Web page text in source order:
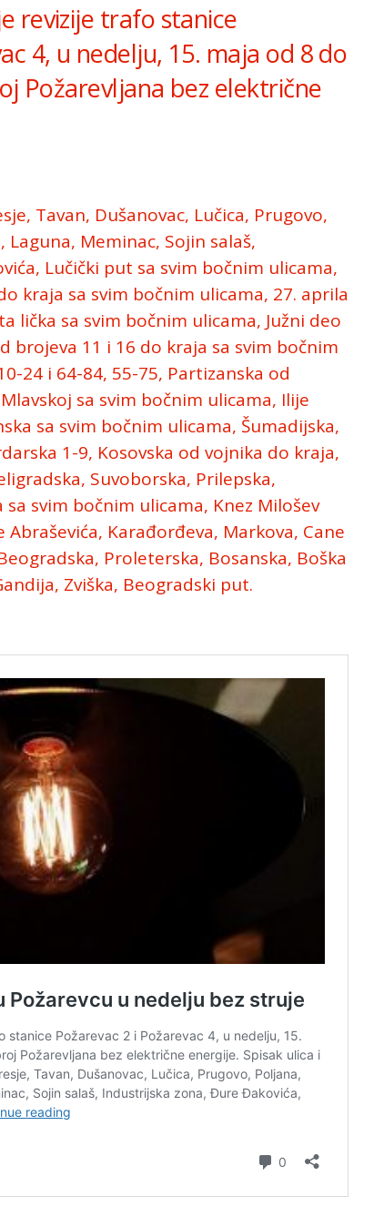
revizije trafo stanice
4, u nedelju, 15. maja od 8 do
Požarevljana bez električne
Tavan, Dušanovac, Lučica, Prugovo,
Laguna, Meminac, Sojin salaš,
Lučički put sa svim bočnim ulicama,
kraja sa svim bočnim ulicama, 27. aprila
lička sa svim bočnim ulicama, Južni deo
brojeva 11 i 16 do kraja sa svim bočnim
24 i 64-84, 55-75, Partizanska od
sa svim bočnim ulicama, Ilije
sa svim bočnim ulicama, Šumadijska,
1-9, Kosovska od vojnika do kraja,
Suvoborska, Prilepska,
svim bočnim ulicama, Knez Milošev
Karađorđeva, Markova, Cane
Proleterska, Bosanska, Boška
Zviška, Beogradski put.